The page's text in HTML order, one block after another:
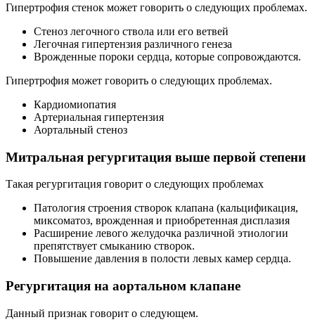
Гипертрофия стенок может говорить о следующих проблемах.
Стеноз легочного ствола или его ветвей
Легочная гипертензия различного генеза
Врожденные пороки сердца, которые сопровождаются.
Гипертрофия может говорить о следующих проблемах.
Кардиомиопатия
Артериальная гипертензия
Аортальный стеноз
Митральная регургитация выше первой степени
Такая регургитация говорит о следующих проблемах
Патология строения створок клапана (кальцификация,
миксоматоз, врожденная и приобретенная дисплазия
Расширение левого желудочка различной этиологии
препятствует смыканию створок.
Повышение давления в полости левых камер сердца.
Регургитация на аортальном клапане
Данный признак говорит о следующем.